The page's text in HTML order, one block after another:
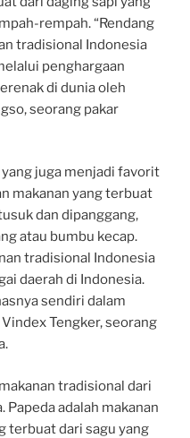
rempah. “Rendang
tradisional Indonesia
penghargaan
di dunia oleh
seorang pakar
juga menjadi favorit
makanan yang terbuat
dan dipanggang,
atau bumbu kecap.
tradisional Indonesia
daerah di Indonesia.
sendiri dalam
Tengker, seorang
tradisional dari
Papeda adalah makanan
terbuat dari sagu yang